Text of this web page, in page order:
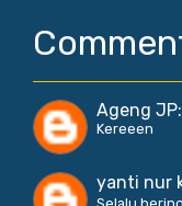
Ageng JP:
Kereeen
yanti nur